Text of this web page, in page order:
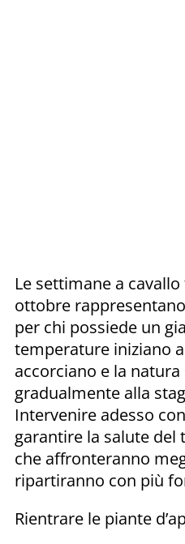
Le settimane a
ottobre
per chi possiede un
temperature iniziano
accorciano e la
gradualmente alla
Intervenire adesso
garantire la salute del
che affronteranno
ripartiranno con più
Rientrare le piante